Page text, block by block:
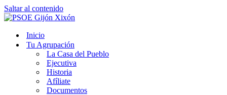
Saltar al contenido
Inicio
Tu Agrupación
La Casa del Pueblo
Ejecutiva
Historia
Afíliate
Documentos